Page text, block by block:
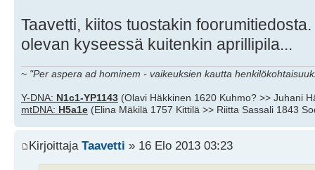
Taavetti, kiitos tuostakin
olevan kyseessä kuitenkin aprillipila...
~ "Per aspera ad hominem - vaikeuksien kautta
Y-DNA: N1c1-YP1143 (Olavi Häkkinen 1620 Kuhmo? >> Juhani
mtDNA: H5a1e (Elina Mäkilä 1757 Kittilä >> Riitta Sassali 1843
Kirjoittaja Taavetti » 16 Elo 2013 03:23